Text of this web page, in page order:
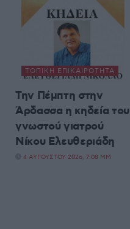
ΤΟΠΙΚΉ ΕΠΙΚΑΙΡΌΤΗΤΑ
Την Πέμπτη στην
Άρδασσα η κηδεία του
γνωστού γιατρού
Νίκου Ελευθεριάδη
4 ΑΥΓΟΎΣΤΟΥ 2026, 7:08 ΜΜ